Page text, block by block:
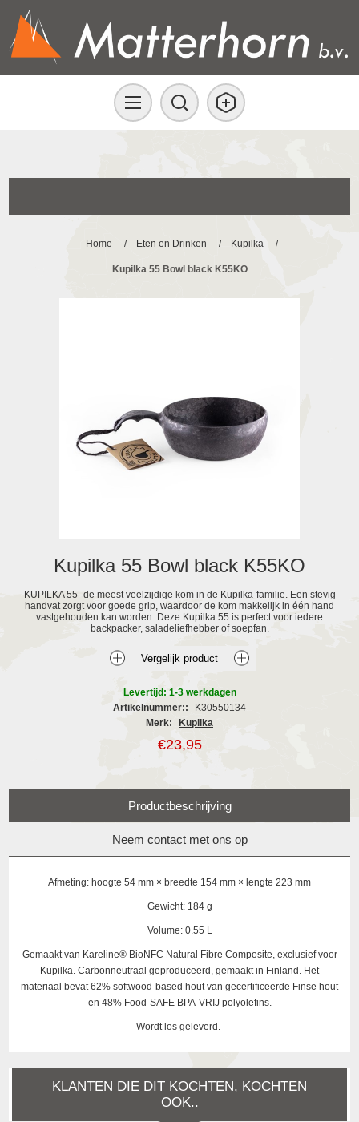
Home / Eten en Drinken / Kupilka /
Kupilka 55 Bowl black K55KO
Kupilka 55 Bowl black K55KO
KUPILKA 55- de meest veelzijdige kom in de Kupilka-familie. Een stevig
handvat zorgt voor goede grip, waardoor de kom makkelijk in één hand
vastgehouden kan worden. Deze Kupilka 55 is perfect voor iedere
backpacker, saladeliefhebber of soepfan.
Levertijd: 1-3 werkdagen
Artikelnummer::
K30550134
Merk:
Kupilka
€23,95
Productbeschrijving
Neem contact met ons op
Afmeting: hoogte 54 mm × breedte 154 mm × lengte 223 mm
Gewicht: 184 g
Volume: 0.55 L
Gemaakt van Kareline® BioNFC Natural Fibre Composite, exclusief voor
Kupilka. Carbonneutraal geproduceerd, gemaakt in Finland. Het
materiaal bevat 62% softwood-based hout van gecertificeerde Finse hout
en 48% Food-SAFE BPA-VRIJ polyolefins.
Wordt los geleverd.
KLANTEN DIE DIT KOCHTEN, KOCHTEN
OOK..